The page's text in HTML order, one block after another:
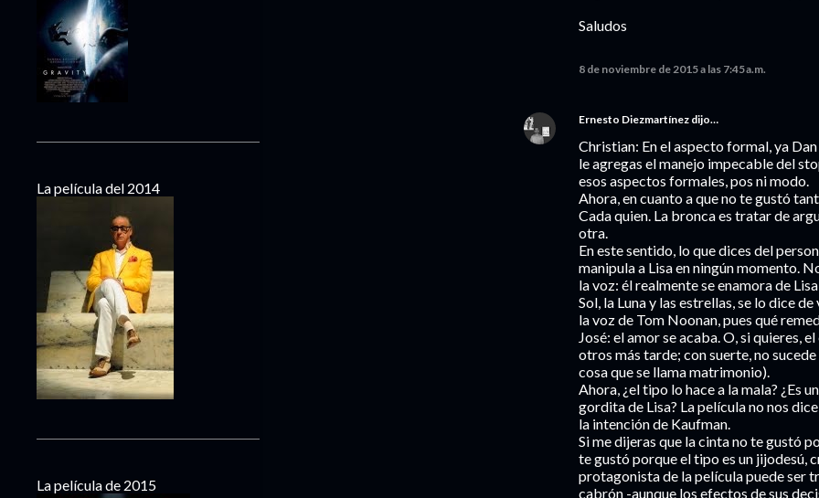
Saludos
8 de noviembre de 2015 a las 7:45 a.m.
Ernesto Diezmartínez dijo…
Christian: En el aspecto formal, ya
le agregas el manejo impecable del
esos aspectos formales, pos ni modo.
Ahora, en cuanto a que no te gustó
Cada quien. La bronca es tratar de
otra.
En este sentido, lo que dices del
manipula a Lisa en ningún momento.
la voz: él realmente se enamora de
Sol, la Luna y las estrellas, se lo dice
la voz de Tom Noonan, pues qué
José: el amor se acaba. O, si quieres,
otros más tarde; con suerte, no
cosa que se llama matrimonio).
Ahora, ¿el tipo lo hace a la mala? ¿Es
gordita de Lisa? La película no nos
la intención de Kaufman.
Si me dijeras que la cinta no te gustó
te gustó porque el tipo es un jijodesú,
protagonista de la película puede ser
cabrón -aunque los efectos de sus
La película del 2014
La película de 2015